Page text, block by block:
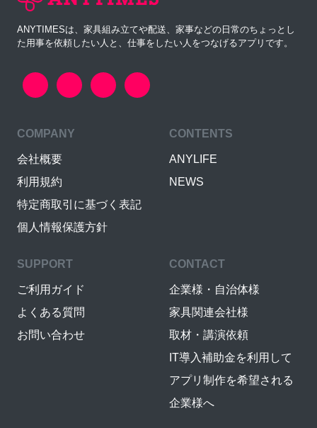
ANYTIMESは、家具組み立てや配送、家事などの日常のちょっとし
た用事を依頼したい人と、仕事をしたい人をつなげるアプリです。
COMPANY
会社概要
利用規約
特定商取引に基づく表記
個人情報保護方針
CONTENTS
ANYLIFE
NEWS
SUPPORT
ご利用ガイド
よくある質問
お問い合わせ
CONTACT
企業様・自治体様
家具関連会社様
取材・講演依頼
IT導入補助金を利用して
アプリ制作を希望される
企業様へ